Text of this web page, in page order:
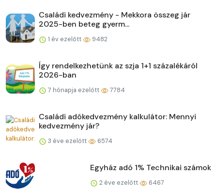
Családi kedvezmény - Mekkora összeg jár
2025-ben beteg gyerm...
1 év ezelőtt 9482
Így rendelkezhetünk az szja 1+1 százalékáról
2026-ban
7 hónapja ezelőtt 7784
Családi adókedvezmény kalkulátor: Mennyi
kedvezmény jár?
3 éve ezelőtt 6574
Egyház adó 1% Technikai számok
2 éve ezelőtt 6467